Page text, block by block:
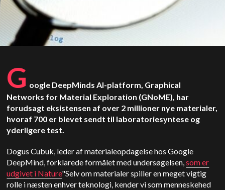
G oogle DeepMinds AI-platform, Graphical
Networks for Material Exploration (GNoME), har
forudsagt eksistensen af over 2 millioner nye materialer,
hvoraf 700 er blevet sendt til laboratoriesyntese og
yderligere test.
Dogus Cubuk, leder af materialeopdagelse hos Google
DeepMind, forklarede formålet med undersøgelsen,som er
udgivet i Nature"Selv om materialer spiller en meget vigtig
rolle i næsten enhver teknologi, kender vi som menneskehed